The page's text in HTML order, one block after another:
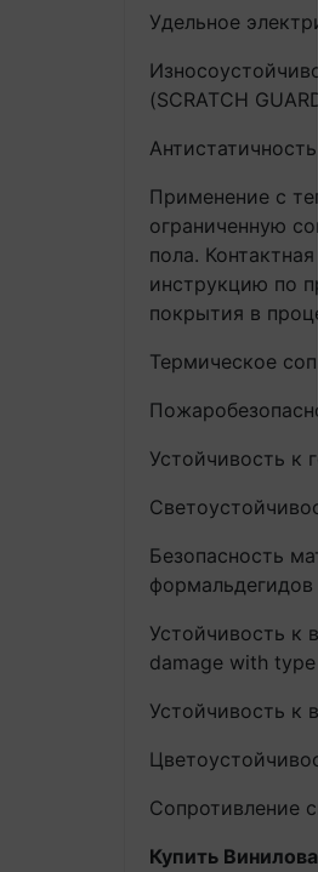
Удельное
(SCRATCH
Применение с
ограниченную
пола.
инструкцию по
покрытия в
Термическое
Устойчивость к
Безопасность
формальдегидов
Устойчивость к
damage with
Устойчивость к
Сопротивление
Купить